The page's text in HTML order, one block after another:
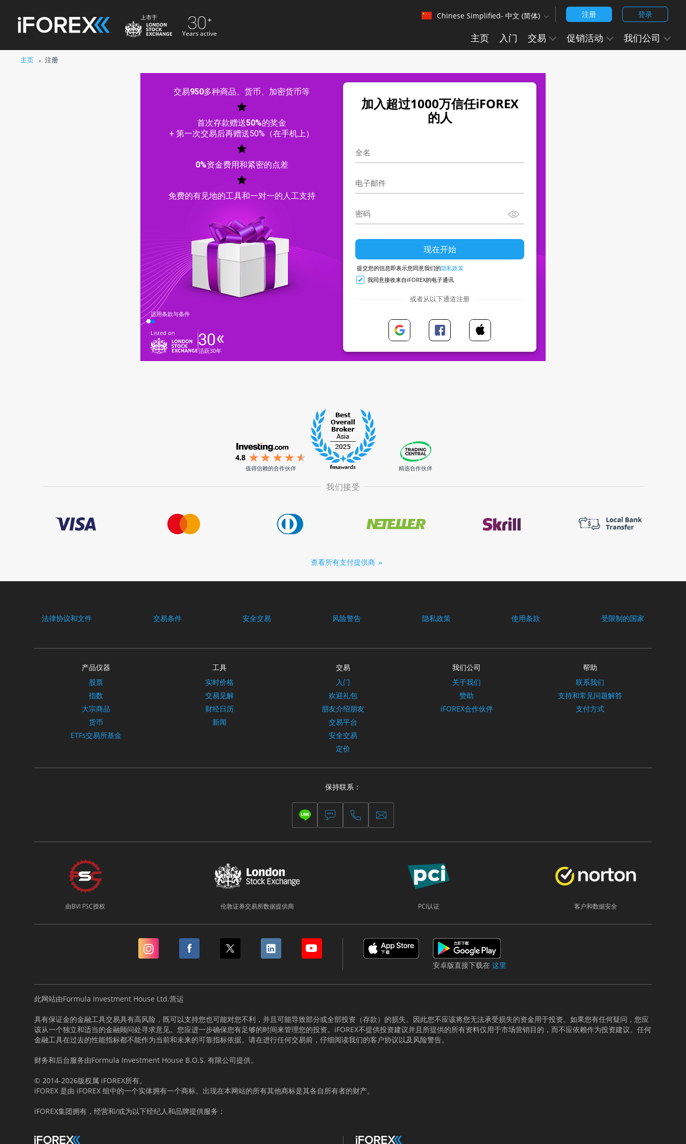
上市于
Years active
Chinese Simplified- 中文 (简体)‹
English (Arabic)
Chinese Traditional - 中文 (繁體)
English
Portuguese - Português
Russian - Русский
Spanish - Español
Thai - ไทย
注册 登录
主页 入门 交易 促销活动 我们公司
主页 注册
交易950多种商品、货币、加密货币等
首次存款赠送50%的奖金
+ 第一次交易后再赠送50%（在手机上）
0%资金费用和紧密的点差
免费的有见地的工具和一对一的人工支持
适用条款与条件
Listed on
活跃30年
加入超过1000万信任iFOREX
的人
提交您的信息即表示您同意我们的隐私政策
我同意接收来自iFOREX的电子通讯
或者从以下通道注册
值得信赖的合作伙伴 精选合作伙伴
我们接受
查看所有支付提供商
法律协议和文件 交易条件 安全交易 风险警告 隐私政策 使用条款 受限制的国家
产品仪器
股票
指数
大宗商品
货币
ETFs交易所基金
工具
实时价格
交易见解
财经日历
新闻
交易
入门
欢迎礼包
朋友介绍朋友
交易平台
安全交易
定价
我们公司
关于我们
赞助
iFOREX合作伙伴
帮助
联系我们
支持和常见问题解答
支付方式
保持联系：
由BVI FSC授权 伦敦证券交易所数据提供商 PCI认证 客户和数据安全
安卓版直接下载在 这里
此网站由Formula Investment House Ltd.营运
具有保证金的金融工具交易具有高风险，既可以支持您也可能对您不利，并且可能导致部分或全部投资（存款）的损失。因此您不应该将您无法承受损失的资金用于投资。如果您有任何疑问，您应
该从一个独立和适当的金融顾问处寻求意见。您应进一步确保您有足够的时间来管理您的投资。iFOREX不提供投资建议并且所提供的所有资料仅用于市场营销目的，而不应依赖作为投资建议。任何
金融工具在过去的性能指标都不能作为当前和未来的可靠指标依据。请在进行任何交易前，仔细阅读我们的客户协议以及风险警告。
财务和后台服务由Formula Investment House B.O.S. 有限公司提供。
© 2014-2026版权属 iFOREX所有。
iFOREX 是由 iFOREX 组中的一个实体拥有一个商标。出现在本网站的所有其他商标是其各自所有者的财产。
iFOREX集团拥有，经营和/或为以下经纪人和品牌提供服务：